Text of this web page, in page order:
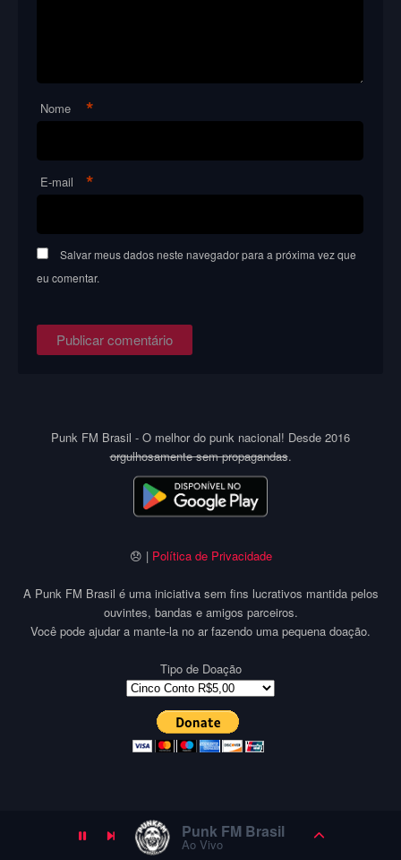
Nome *
E-mail *
Salvar meus dados neste navegador para a próxima vez que
eu comentar.
Punk FM Brasil - O melhor do punk nacional! Desde 2016
orgulhosamente sem propagandas.
😞 | Política de Privacidade
A Punk FM Brasil é uma iniciativa sem fins lucrativos mantida pelos
ouvintes, bandas e amigos parceiros.
Você pode ajudar a mante-la no ar fazendo uma pequena doação.
Tipo de Doação
Punk FM Brasil
Ao Vivo